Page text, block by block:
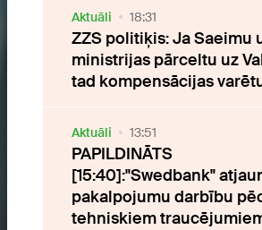
Aktuāli 18:31
ZZS politiķis: Ja Saeimu
ministrijas pārceltu uz
tad kompensācijas
Aktuāli 13:51
PAPILDINĀTS
[15:40]:"Swedbank"
pakalpojumu darbību
tehniskiem